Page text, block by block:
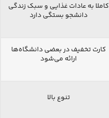
کاملا به عادات غذایی و سبک زندگی
دانشجو بستگی دارد
کارت تخفیف در بعضی دانشگاه‌ها
ارائه می‌شود
تنوع بالا